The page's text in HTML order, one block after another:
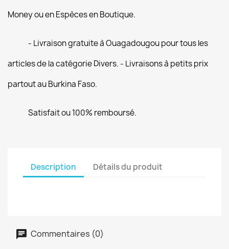
Money ou en Espèces en Boutique.
- Livraison gratuite à Ouagadougou pour tous les
articles de la catégorie Divers. - Livraisons à petits prix
partout au Burkina Faso.
Satisfait ou 100% remboursé.
Description Détails du produit
Commentaires (0)